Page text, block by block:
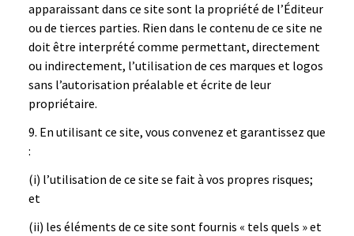
apparaissant dans ce site sont la propriété de l’Éditeur
ou de tierces parties. Rien dans le contenu de ce site ne
doit être interprété comme permettant, directement
ou indirectement, l’utilisation de ces marques et logos
sans l’autorisation préalable et écrite de leur
propriétaire.
En utilisant ce site, vous convenez et garantissez que
:
(i) l’utilisation de ce site se fait à vos propres risques;
et
(ii) les éléments de ce site sont fournis « tels quels » et